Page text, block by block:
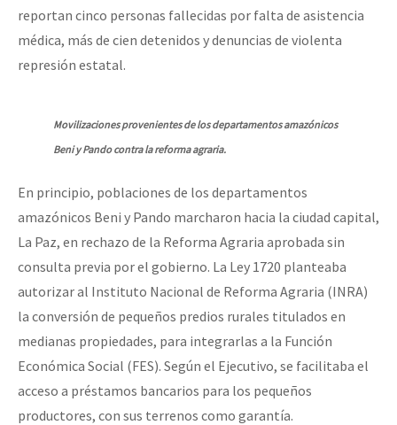
reportan cinco personas fallecidas por falta de asistencia
médica, más de cien detenidos y denuncias de violenta
represión estatal.
Movilizaciones provenientes de los departamentos amazónicos
Beni y Pando contra la reforma agraria.
En principio, poblaciones de los departamentos
amazónicos Beni y Pando marcharon hacia la ciudad capital,
La Paz, en rechazo de la Reforma Agraria aprobada sin
consulta previa por el gobierno. La Ley 1720 planteaba
autorizar al Instituto Nacional de Reforma Agraria (INRA)
la conversión de pequeños predios rurales titulados en
medianas propiedades, para integrarlas a la Función
Económica Social (FES). Según el Ejecutivo, se facilitaba el
acceso a préstamos bancarios para los pequeños
productores, con sus terrenos como garantía.